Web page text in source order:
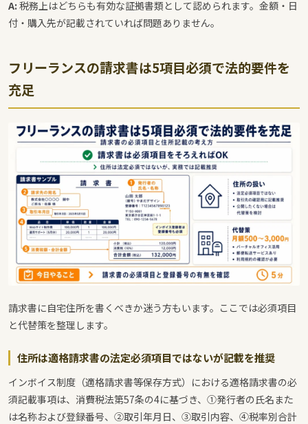
A: 税務上はどちらも有効な証拠書類として認められます。金額・日
付・購入先が記載されていれば問題ありません。
フリーランスの請求書は5項目必須で法的要件を
充足
請求書に自宅住所を書くべきか迷う方もいます。ここでは必須項目
と代替策を整理します。
住所は適格請求書の法定必須項目ではないが記載を推奨
インボイス制度（適格請求書等保存方式）における適格請求書の必
須記載事項は、消費税法第57条の4に基づき、①発行者の氏名また
は名称および登録番号、②取引年月日、③取引内容、④税率別合計